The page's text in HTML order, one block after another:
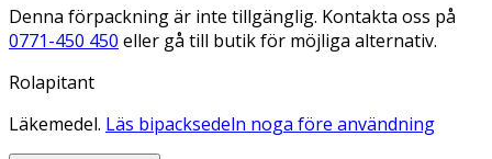
Denna förpackning är inte tillgänglig. Kontakta oss på
0771-450 450 eller gå till butik för möjliga alternativ.
Rolapitant
Läkemedel. Läs bipacksedeln noga före användning